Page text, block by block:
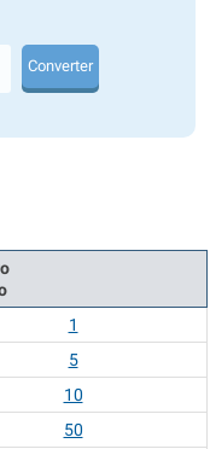
Converter
1
5
10
50